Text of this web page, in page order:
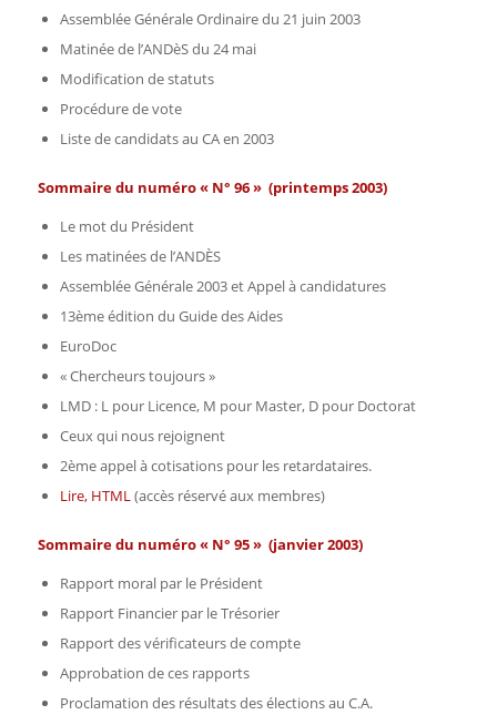
Assemblée Générale Ordinaire du 21 juin 2003
Matinée de l’ANDèS du 24 mai
Modification de statuts
Procédure de vote
Liste de candidats au CA en 2003
Sommaire du numéro « N° 96 » (printemps 2003)
Le mot du Président
Les matinées de l’ANDÈS
Assemblée Générale 2003 et Appel à candidatures
13ème édition du Guide des Aides
EuroDoc
« Chercheurs toujours »
LMD : L pour Licence, M pour Master, D pour Doctorat
Ceux qui nous rejoignent
2ème appel à cotisations pour les retardataires.
Lire, HTML(accès réservé aux membres)
Sommaire du numéro « N° 95 » (janvier 2003)
Rapport moral par le Président
Rapport Financier par le Trésorier
Rapport des vérificateurs de compte
Approbation de ces rapports
Proclamation des résultats des élections au C.A.